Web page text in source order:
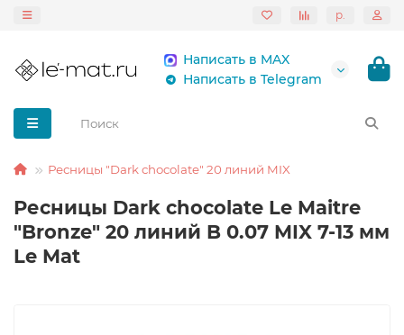
р.
Написать в MAX
Написать в Telegram
Ресницы "Dark chocolate" 20 линий MIX
Ресницы Dark chocolate Le Maitre
"Bronze" 20 линий B 0.07 MIX 7-13 мм
Le Mat